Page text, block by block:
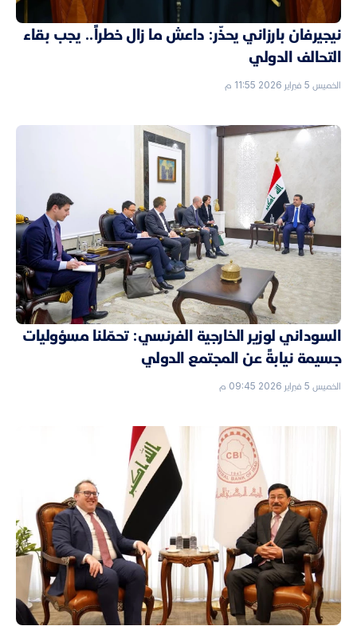
نيجيرفان بارزاني يحذّر: داعش ما زال خطراً.. يجب بقاء
التحالف الدولي
الخميس 5 فبراير 2026 11:55 م
السوداني لوزير الخارجية الفرنسي: تحمّلنا مسؤوليات
جسيمة نيابةً عن المجتمع الدولي
الخميس 5 فبراير 2026 09:45 م